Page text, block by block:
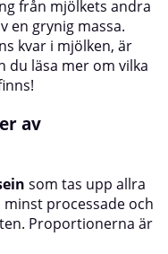
från mjölkets andra
en grynig massa.
kvar i mjölken, är
du läsa mer om vilka
av
som tas upp allra
processade och
Proportionerna är